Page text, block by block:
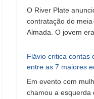
O River Plate
contratação do
Almada. O jovem
Flávio critica contas
entre as 7 maiores
Em evento com
chamou a esquerda